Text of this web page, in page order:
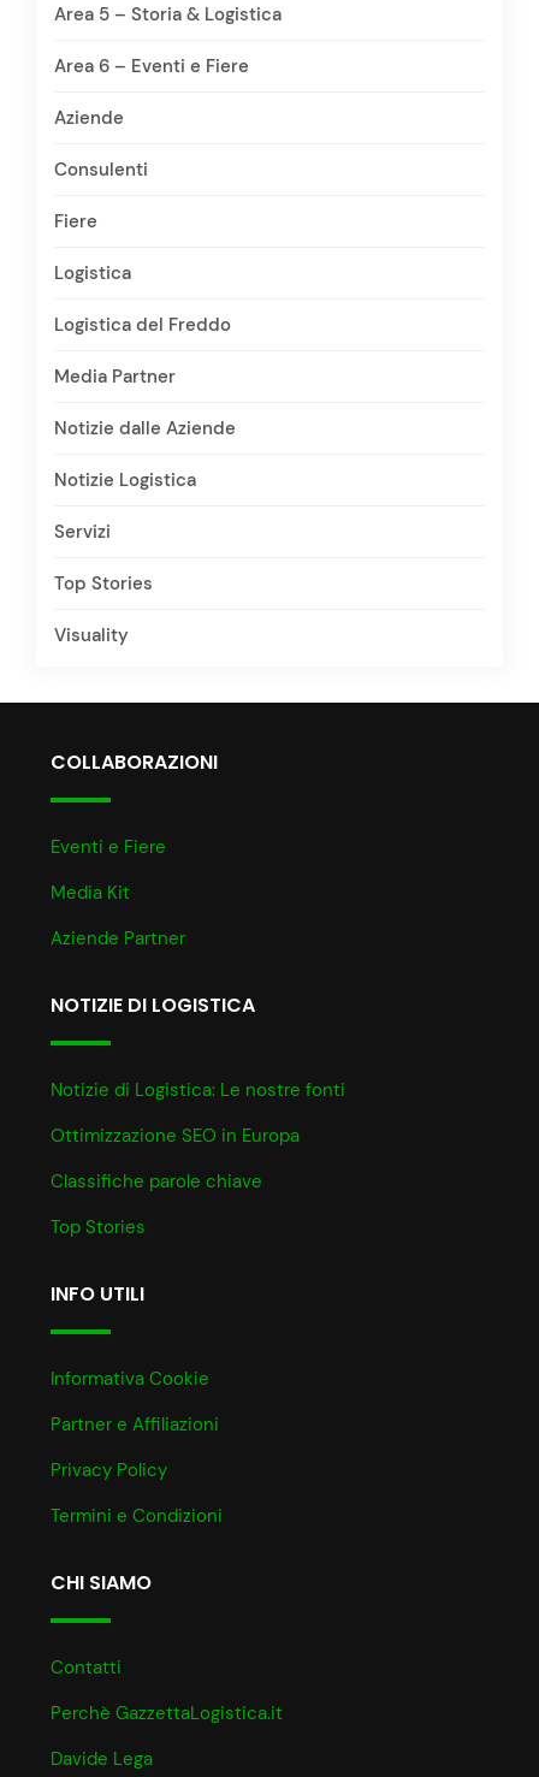
Area 5 – Storia & Logistica
Area 6 – Eventi e Fiere
Aziende
Consulenti
Fiere
Logistica
Logistica del Freddo
Media Partner
Notizie dalle Aziende
Notizie Logistica
Servizi
Top Stories
Visuality
COLLABORAZIONI
Eventi e Fiere
Media Kit
Aziende Partner
NOTIZIE DI LOGISTICA
Notizie di Logistica: Le nostre fonti
Ottimizzazione SEO in Europa
Classifiche parole chiave
Top Stories
INFO UTILI
Informativa Cookie
Partner e Affiliazioni
Privacy Policy
Termini e Condizioni
CHI SIAMO
Contatti
Perchè GazzettaLogistica.it
Davide Lega